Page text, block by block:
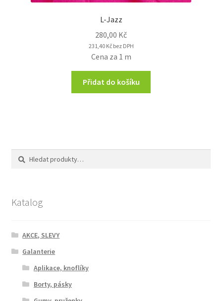
L-Jazz
280,00 Kč
231,40 Kčbez DPH
Cena za 1 m
Přidat do košíku
Hledat:
Hledat
Katalog
AKCE, SLEVY
Galanterie
Aplikace, knoflíky
Borty, pásky